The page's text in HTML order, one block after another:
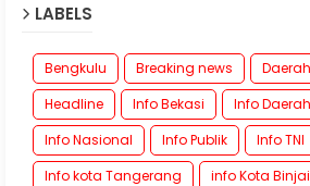
LABELS
Bengkulu Breaking news Daerah
Headline
Info Bekasi Info Daerah
Info Nasional
Info Publik Info TNI
Info kota Tangerang
info Kota Binjai